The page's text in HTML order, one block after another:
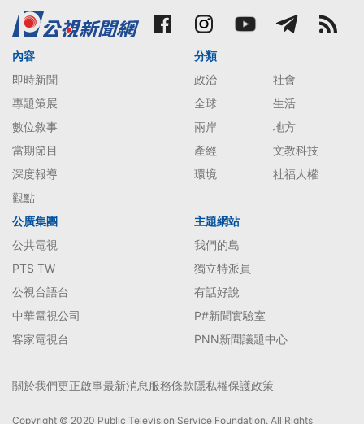
內容
即時新聞
專題策展
數位敘事
當期節目
深度報導
觀點
分類
政治
社會
全球
生活
兩岸
地方
產經
文教科技
環境
社福人權
公廣集團
公共電視
PTS TW
公視台語台
中華電視公司
客家電視台
主題網站
我們的島
獨立特派員
有話好說
P#新聞實驗室
PNN新聞議題中心
關於我們更正啟事最新消息服務條款隱私權保護政策
Copyright © 2020 Public Television Service Foundation. All Rights